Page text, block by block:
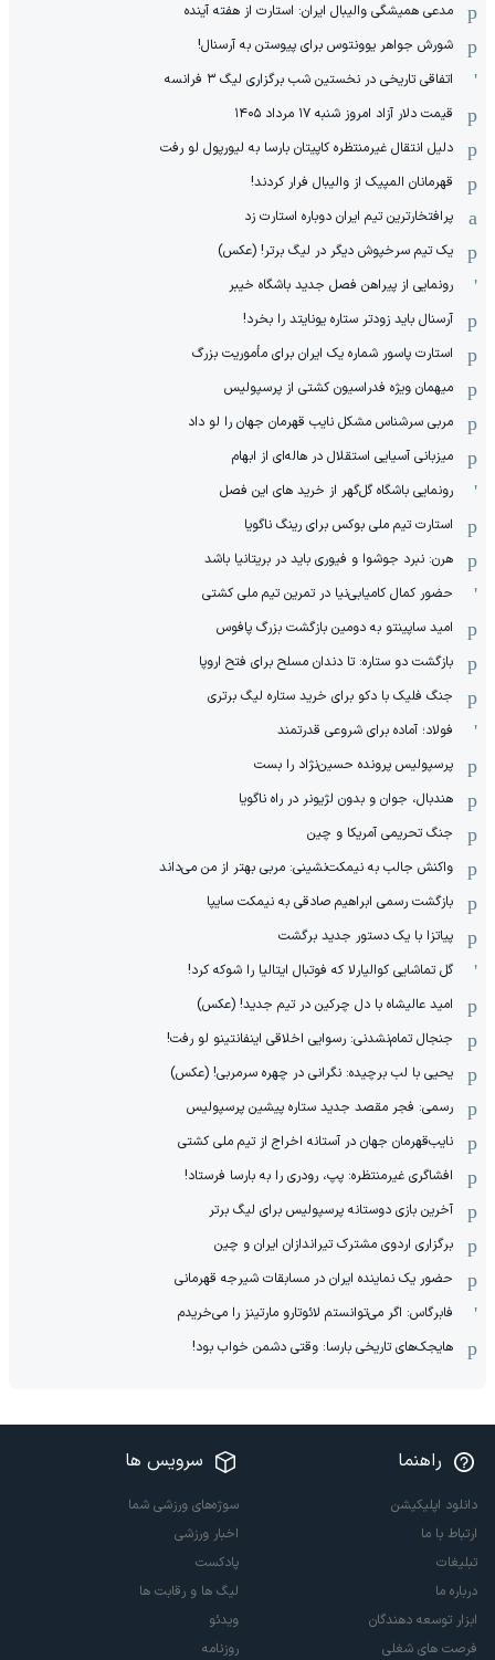
مدعی همیشگی والیبال ایران: استارت از هفته آینده
شورش جواهر یوونتوس برای پیوستن به آرسنال!
اتفاقی تاریخی در نخستین شب برگزاری لیگ ۳ فرانسه
قیمت دلار آزاد امروز شنبه ۱۷ مرداد ۱۴۰۵
دلیل انتقال غیرمنتظره کاپیتان بارسا به لیورپول لو رفت
قهرمانان المپیک از والیبال فرار کردند!
پرافتخارترین تیم ایران دوباره استارت زد
یک تیم سرخپوش دیگر در لیگ برتر! (عکس)
رونمایی از پیراهن فصل جدید باشگاه خیبر
آرسنال باید زودتر ستاره یونایتد را بخرد!
استارت پاسور شماره یک ایران برای مأموریت بزرگ
میهمان ویژه فدراسیون کشتی از پرسپولیس
مربی سرشناس مشکل نایب قهرمان جهان را لو داد
میزبانی آسیایی استقلال در هاله‌ای از ابهام
رونمایی باشگاه گل‌گهر از خرید های این فصل
استارت تیم ملی بوکس برای رینگ ناگویا
هرن: نبرد جوشوا و فیوری باید در بریتانیا باشد
حضور کمال کامیابی‌نیا در تمرین تیم ملی کشتی
امید ساپینتو به دومین بازگشت بزرگ پافوس
بازگشت دو ستاره: تا دندان مسلح برای فتح اروپا
جنگ فلیک با دکو برای خرید ستاره لیگ برتری
فولاد؛ آماده برای شروعی قدرتمند
پرسپولیس پرونده حسین‌نژاد را بست
هندبال، جوان و بدون لژیونر در راه ناگویا
جنگ تحریمی آمریکا و چین
واکنش جالب به نیمکت‌نشینی: مربی بهتر از من می‌داند
بازگشت رسمی ابراهیم صادقی به نیمکت سایپا
پیاتزا با یک دستور جدید برگشت
گل تماشایی کوالیارلا که فوتبال ایتالیا را شوکه کرد!
امید عالیشاه با دل چرکین در تیم جدید! (عکس)
جنجال تمام‌نشدنی:‌ رسوایی اخلاقی اینفانتینو لو رفت!
یحیی با لب برچیده: نگرانی در چهره سرمربی! (عکس)
رسمی: فجر مقصد جدید ستاره پیشین پرسپولیس
نایب‌قهرمان جهان در آستانه اخراج از تیم ملی کشتی
افشاگری غیرمنتظره: پپ، رودری را به بارسا فرستاد!
آخرین بازی دوستانه پرسپولیس برای لیگ برتر
برگزاری اردوی مشترک تیراندازان ایران و چین
حضور یک نماینده ایران در مسابقات شیرجه قهرمانی
فابرگاس: اگر می‌توانستم لائوتارو مارتینز را می‌خریدم
هایجک‌های تاریخی بارسا: وقتی دشمن خواب بود!
راهنما
دانلود اپلیکیشن
ارتباط با ما
تبلیغات
درباره ما
ابزار توسعه دهندگان
فرصت های شغلی
سرویس ها
سوژه‌های ورزشی شما
اخبار ورزشی
پادکست
لیگ ها و رقابت ها
ویدئو
روزنامه